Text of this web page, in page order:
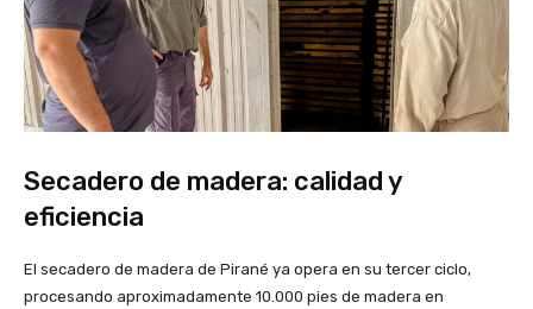
Secadero de madera: calidad y
eficiencia
El secadero de madera de Pirané ya opera en su tercer ciclo,
procesando aproximadamente 10.000 pies de madera en